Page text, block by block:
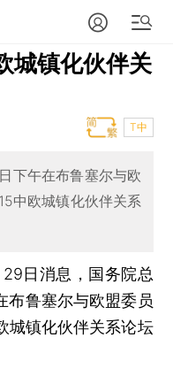
城镇化伙伴关
T中
下午在布鲁塞尔与欧
中欧城镇化伙伴关系
日消息，国务院总
布鲁塞尔与欧盟委员
城镇化伙伴关系论坛